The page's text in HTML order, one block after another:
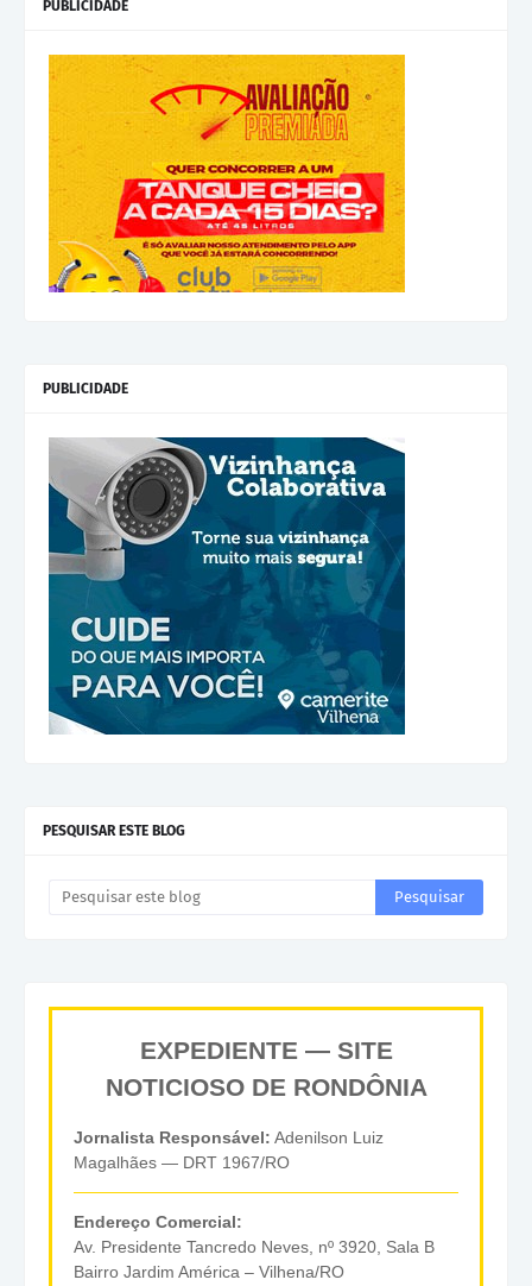
PUBLICIDADE
PUBLICIDADE
PESQUISAR ESTE BLOG
EXPEDIENTE — SITE
NOTICIOSO DE RONDÔNIA
Jornalista Responsável: Adenilson Luiz
Magalhães — DRT 1967/RO
Endereço Comercial:
Av. Presidente Tancredo Neves, nº 3920, Sala B
Bairro Jardim América – Vilhena/RO